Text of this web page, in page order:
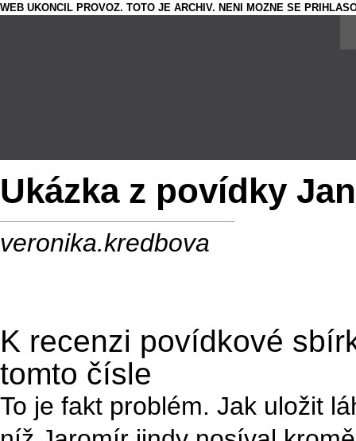
WEB UKONCIL PROVOZ. TOTO JE ARCHIV. NENI MOZNE SE
Ukázka z povídky
veronika.kredbova
K recenzi povídkové
tomto čísle
To je fakt problém. Jak uložit